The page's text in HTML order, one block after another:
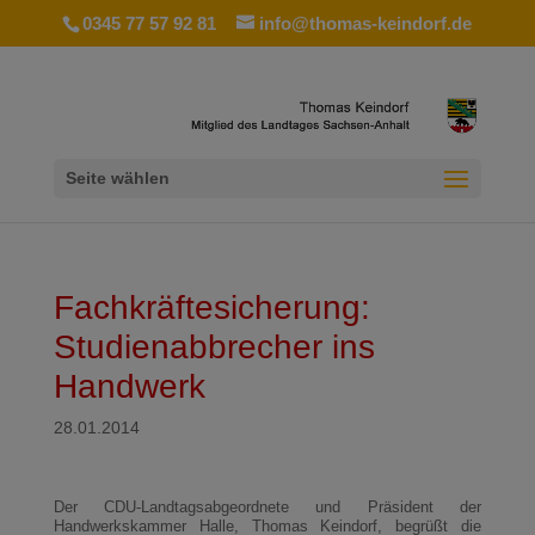
0345 77 57 92 81 info@thomas-keindorf.de
Seite wählen
Fachkräftesicherung:
Studienabbrecher ins
Handwerk
28.01.2014
Der CDU-Landtagsabgeordnete und Präsident der
Handwerkskammer Halle, Thomas Keindorf, begrüßt die